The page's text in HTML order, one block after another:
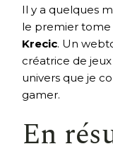
Il y a quelques
le premier tome
Krecic. Un
créatrice de
univers que je
gamer.
En